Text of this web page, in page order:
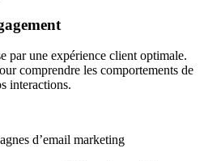
par une expérience client optimale.
comprendre les comportements de
interactions.
d’email marketing